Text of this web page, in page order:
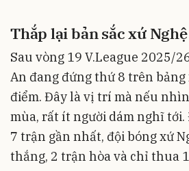
Thắp lạibảnsắcxứ Nghệ
Sau vòng 19 V.League 2025/
An đang đứng thứ 8 trên bảng
điểm. Đây là vị trí mà nếu
mùa, rất ít người dám nghĩ
7 trận gần nhất, đội bóng xứ
thắng, 2 trận hòa và chỉ thua